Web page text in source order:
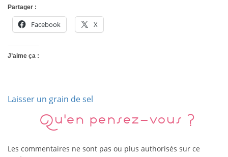
Partager :
Facebook X
J’aime ça :
Laisser un grain de sel
Qu'en pensez-vous ?
Les commentaires ne sont pas ou plus authorisés sur ce